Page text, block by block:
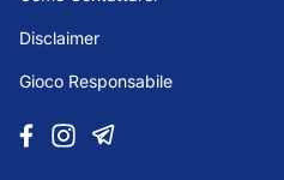
Disclaimer
Gioco Responsabile